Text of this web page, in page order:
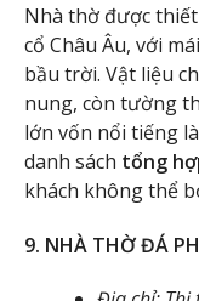
Nhà thờ được
cổ Châu Âu, với
bầu trời. Vật liệu
nung, còn tường
lớn vốn nổi tiếng
danh sách tổng
khách không thể
9. NHÀ THỜ ĐÁ